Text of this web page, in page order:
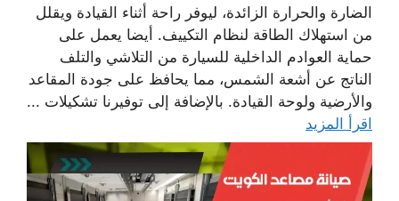
الضارة والحرارة الزائدة، ليوفر راحة أثناء القيادة ويقلل
من استهلاك الطاقة لنظام التكييف. أيضا يعمل على
حماية العوادم الداخلية للسيارة من التلاشي والتلف
الناتج عن أشعة الشمس، مما يحافظ على جودة المقاعد
والأرضية ولوحة القيادة. بالإضافة إلى توفيرنا تشكيلات ...
اقرأ المزيد